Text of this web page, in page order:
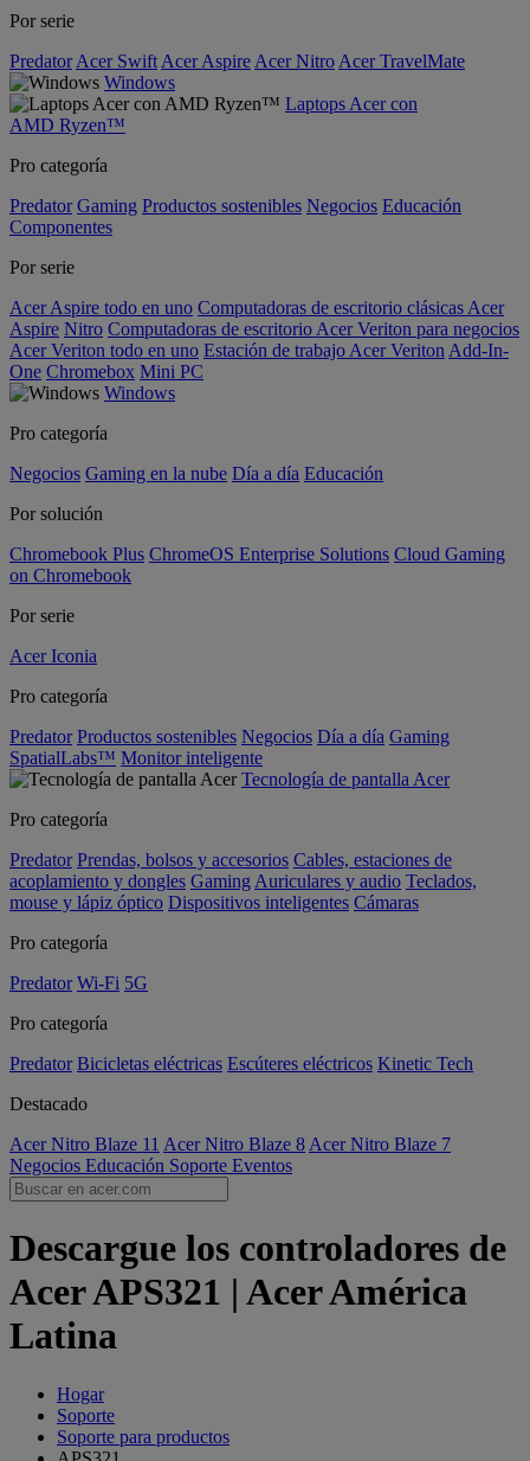
Por serie
Predator Acer Swift Acer Aspire Acer Nitro Acer TravelMate
Windows
Laptops Acer con
AMD Ryzen™
Pro categoría
Predator Gaming Productos sostenibles Negocios Educación
Componentes
Por serie
Acer Aspire todo en uno Computadoras de escritorio clásicas Acer
Aspire Nitro Computadoras de escritorio Acer Veriton para negocios
Acer Veriton todo en uno Estación de trabajo Acer Veriton Add-In-
One Chromebox Mini PC
Windows
Pro categoría
Negocios Gaming en la nube Día a día Educación
Por solución
Chromebook Plus ChromeOS Enterprise Solutions Cloud Gaming
on Chromebook
Por serie
Acer Iconia
Pro categoría
Predator Productos sostenibles Negocios Día a día Gaming
SpatialLabs™ Monitor inteligente
Tecnología de pantalla Acer
Pro categoría
Predator Prendas, bolsos y accesorios Cables, estaciones de
acoplamiento y dongles Gaming Auriculares y audio Teclados,
mouse y lápiz óptico Dispositivos inteligentes Cámaras
Pro categoría
Predator Wi-Fi 5G
Pro categoría
Predator Bicicletas eléctricas Escúteres eléctricos Kinetic Tech
Destacado
Acer Nitro Blaze 11 Acer Nitro Blaze 8 Acer Nitro Blaze 7
Negocios Educación Soporte Eventos
Descargue los controladores de
Acer APS321 | Acer América
Latina
Hogar
Soporte
Soporte para productos